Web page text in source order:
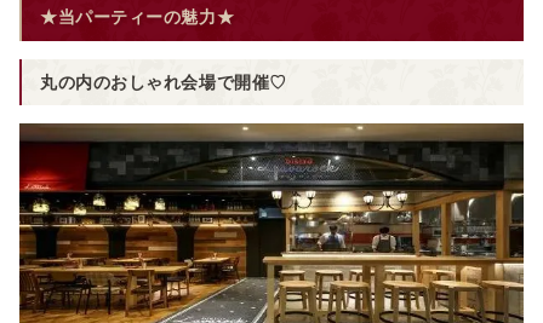
★当パーティーの魅力★
丸の内のおしゃれ会場で開催♡